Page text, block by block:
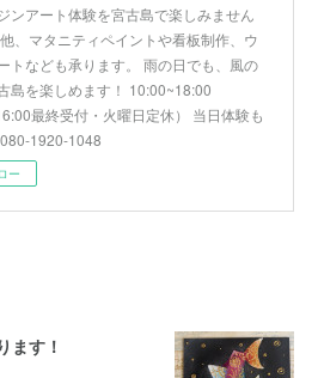
ンアート体験を宮古島で楽しみません
、マタニティペイントや看板制作、ウ
トなども承ります。 雨の日でも、風の
島を楽しめます！ 10:00~18:00
最終受付・火曜日定休） 当日体験も
1920-1048
ー
ます！